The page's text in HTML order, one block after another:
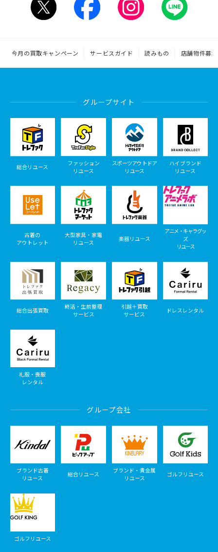
今月の買取キャンペーン サービスガイド 読みもの 店舗物件募集
グループサイト
総合リユース
ファッション
リユース
スポーツアウトドア
リユース
ハイブランド
リユース
古着の
アウトレット
大型家具・家電
リユース
楽器リユース
アニメ・キャラグッ
ズ
リユース
総合出張買取
終活・生前整理
サービス
引越＋買取
サービス
ドレスレンタル
礼服・喪服
レンタル
グループ会社
ブランド古着
リユース
総合リユース
ブランド・貴金属
リユース
ゴルフリユース
ゴルフリユース